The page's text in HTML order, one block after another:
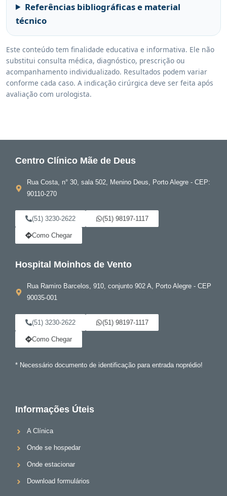
Referências bibliográficas e material
técnico
Este conteúdo tem finalidade educativa e informativa. Ele não
substitui consulta médica, diagnóstico, prescrição ou
acompanhamento individualizado. Resultados podem variar
conforme cada caso. A indicação cirúrgica deve ser feita após
avaliação com urologista.
Centro Clínico Mãe de Deus
Rua Costa, n° 30, sala 502, Menino Deus, Porto Alegre - CEP:
90110-270
(51) 3230-2622 (51) 98197-1117
Como Chegar
Hospital Moinhos de Vento
Rua Ramiro Barcelos, 910, conjunto 902 A, Porto Alegre - CEP
90035-001
(51) 3230-2622 (51) 98197-1117
Como Chegar
* Necessário documento de identificação para entrada noprédio!
Informações Úteis
A Clínica
Onde se hospedar
Onde estacionar
Download formulários